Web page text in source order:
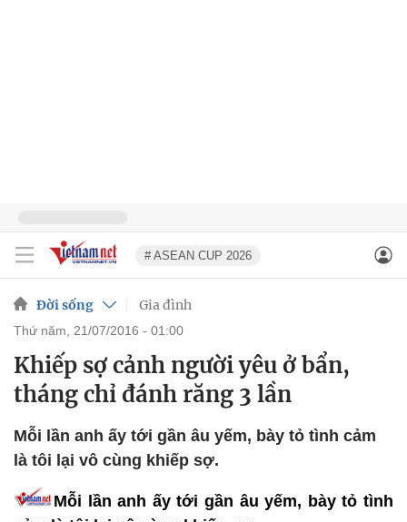
# ASEAN CUP 2026
Đời sống Gia đình
thứ năm, 21/07/2016 - 01:00
Khiếp sợ cảnh người yêu ở bẩn,
tháng chỉ đánh răng 3 lần
Mỗi lần anh ấy tới gần âu yếm, bày tỏ tình cảm
là tôi lại vô cùng khiếp sợ.
Mỗi lần anh ấy tới gần âu yếm, bày tỏ tình